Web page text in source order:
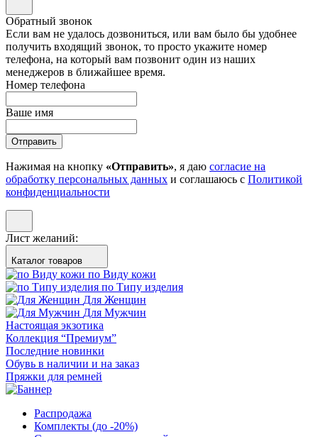
Обратный звонок
Если вам не удалось дозвониться, или вам было бы удобнее
получить входящий звонок, то просто укажите номер
телефона, на который вам позвонит один из наших
менеджеров в ближайшее время.
Номер телефона
Ваше имя
Отправить
Нажимая на кнопку «Отправить», я даю согласие на
обработку персональных данных и соглашаюсь с Политикой
конфиденциальности
Лист желаний:
Каталог товаров
по Виду кожи
по Типу изделия
Для Женщин
Для Мужчин
Настоящая экзотика
Коллекция “Премиум”
Последние новинки
Обувь в наличии и на заказ
Пряжки для ремней
Распродажа
Комплекты (до -20%)